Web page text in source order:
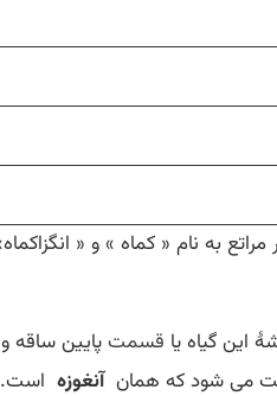
به نام « کماه » و «
این گیاه یا قسمتپایین ساقه
سفت می شود که همانآنغوزه است.